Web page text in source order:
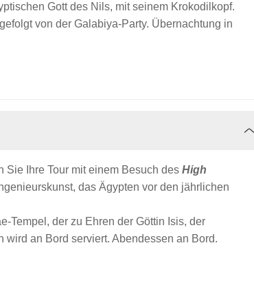
Gott des Nils, mit seinem Krokodilkopf.
von der Galabiya-Party. Übernachtung in
Ihre Tour mit einem Besuch des High
das Ägypten vor den jährlichen
Tempel, der zu Ehren der Göttin Isis, der
wird an Bord serviert. Abendessen an Bord.